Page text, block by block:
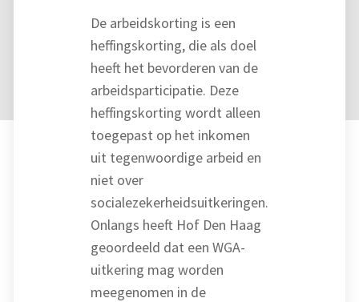
De arbeidskorting is een
heffingskorting, die als doel
heeft het bevorderen van de
arbeidsparticipatie. Deze
heffingskorting wordt alleen
toegepast op het inkomen
uit tegenwoordige arbeid en
niet over
socialezekerheidsuitkeringen.
Onlangs heeft Hof Den Haag
geoordeeld dat een WGA-
uitkering mag worden
meegenomen in de